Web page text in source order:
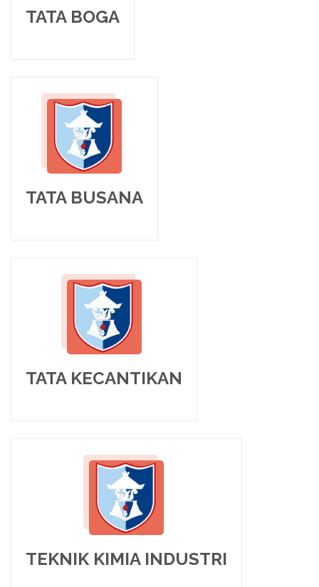
TATA BOGA
TATA BUSANA
TATA KECANTIKAN
TEKNIK KIMIA INDUSTRI